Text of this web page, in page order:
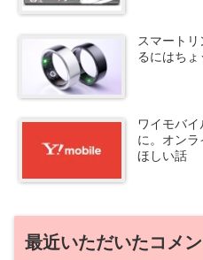
スマート
るにはちょ
ワイモバイ
に。オン
ほしい話
最近いただいたコメン